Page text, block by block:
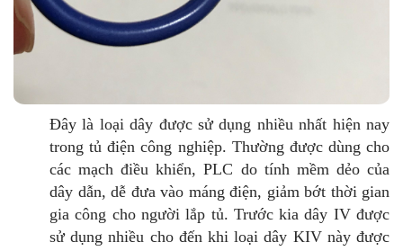
Đây là loại dây được sử dụng nhiều nhất hiện nay
trong tủ điện công nghiệp. Thường được dùng cho
các mạch điều khiển, PLC do tính mềm dẻo của
dây dẫn, dễ đưa vào máng điện, giảm bớt thời gian
gia công cho người lắp tủ. Trước kia dây IV được
sử dụng nhiều cho đến khi loại dây KIV này được